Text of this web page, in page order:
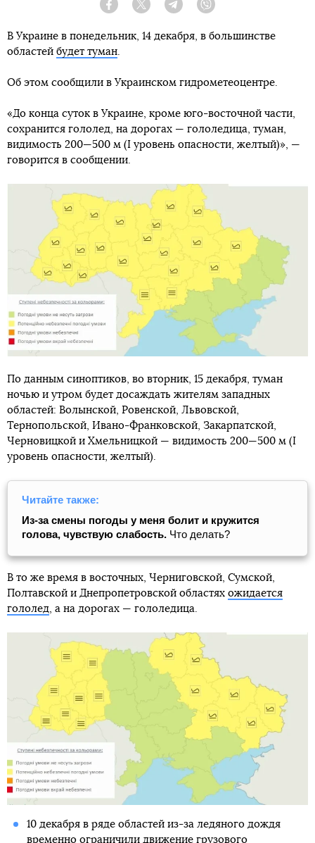
Facebook Twitter Telegram
В Украине в понедельник, 14 декабря, в большинстве
областей будет туман.
Об этом сообщили в Украинском гидрометеоцентре.
«До конца суток в Украине, кроме юго-восточной части,
сохранится гололед, на дорогах — гололедица, туман,
видимость 200—500 м (I уровень опасности, желтый)», —
говорится в сообщении.
По данным синоптиков, во вторник, 15 декабря, туман
ночью и утром будет досаждать жителям западных
областей: Волынской, Ровенской, Львовской,
Тернопольской, Ивано-Франковской, Закарпатской,
Черновицкой и Хмельницкой — видимость 200—500 м (I
уровень опасности, желтый).
Читайте также:
Из-за смены погоды у меня болит и кружится
голова, чувствую слабость. Что делать?
В то же время в восточных, Черниговской, Сумской,
Полтавской и Днепропетровской областях ожидается
гололед, а на дорогах — гололедица.
10 декабря в ряде областей из-за ледяного дождя
временно ограничили движение грузового